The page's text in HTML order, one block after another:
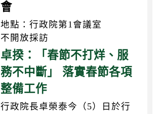
會
地點：行政院第1會議室
不開放採訪
卓揆：「春節不打烊、服
務不中斷」 落實春節各項
整備工作
行政院長卓榮泰今（5）日於行